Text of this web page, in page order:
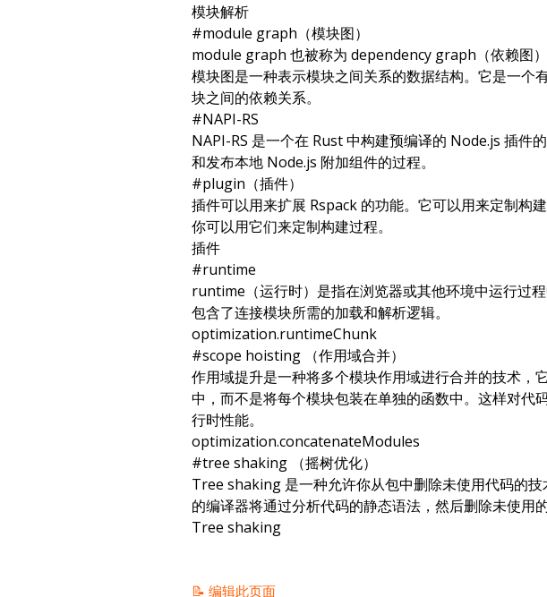
模块解析
#module graph（模块图）
module graph 也被称为 dependency graph（依赖图）
模块图是一种表示模块之间关系的数据结构。它是一个
块之间的依赖关系。
#NAPI-RS
NAPI-RS 是一个在 Rust 中构建预编译的 Node.js 插件
和发布本地 Node.js 附加组件的过程。
#plugin（插件）
插件可以用来扩展 Rspack 的功能。它可以用来定制构
你可以用它们来定制构建过程。
插件
#runtime
runtime（运行时）是指在浏览器或其他环境中运行过
包含了连接模块所需的加载和解析逻辑。
optimization.runtimeChunk
#scope hoisting （作用域合并）
作用域提升是一种将多个模块作用域进行合并的技术
中，而不是将每个模块包装在单独的函数中。这样对代
行时性能。
optimization.concatenateModules
#tree shaking （摇树优化）
Tree shaking 是一种允许你从包中删除未使用代码的
的编译器将通过分析代码的静态语法，然后删除未使用
Tree shaking
📝 编辑此页面